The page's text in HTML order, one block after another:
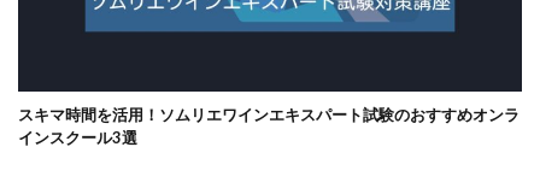
スキマ時間を活用！ソムリエワインエキスパート試験のおすすめオンラ
インスクール3選